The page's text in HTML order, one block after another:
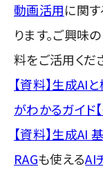
動画活用に関す
ります。ご興味
料をご活用くだ
【資料】生成AI
がわかるガイド
【資料】生成AI
RAGも使えるAI